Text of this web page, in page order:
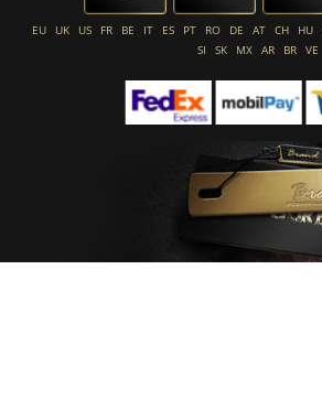
EU UK US FR BE IT ES PT RO DE AT CH HU
SI
SK MX AR BR VE